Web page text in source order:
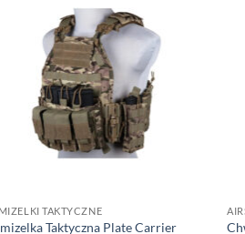
TAKTYCZNE
Taktyczna Plate Carrier